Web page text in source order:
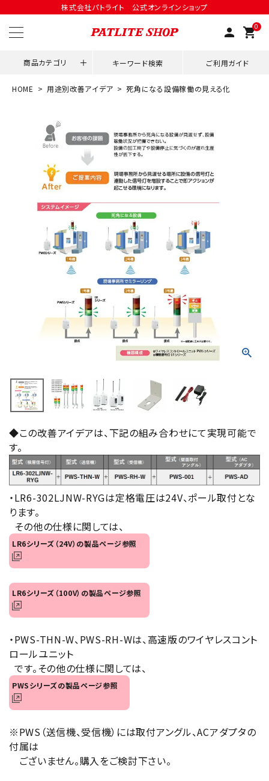
株式会社パトライト 公式オンラインショップ
person 0
shopping_cart
商品カテゴリ キーワード検索 ご利用ガイド
ACCOUNT MENU
ログイン person 会員登録
用途別改善アイデア
ネットワーク対応
積層信号灯
光音一体型
音/音声
LED照明
センサ機器
散光式警光灯
補修パーツ
製品選定の仕方
ガイドライン
パトライトカタログ
HOME 用途別改善アイデア 死角になる設備稼働の見える化
◆この改善アイデアは、下記の組み合わせにて実現可能で
す。
・LR6-302LJNW-RYGは定格電圧は24V、ポール取付とな
ります。
その他の仕様に関しては、
LR6シリーズ（24V）の製品ページ参照
LR6シリーズ（100V）の製品ページ参照
・PWS-THN-W、PWS-RH-Wは、高速版のワイヤレスコント
ロールユニット
です。その他の仕様に関しては、
PWSシリーズの製品ページ参照
※PWS（送信機、受信機）には取付アングル、ACアダプタの
付属は
ございません。購入をご検討下さい。